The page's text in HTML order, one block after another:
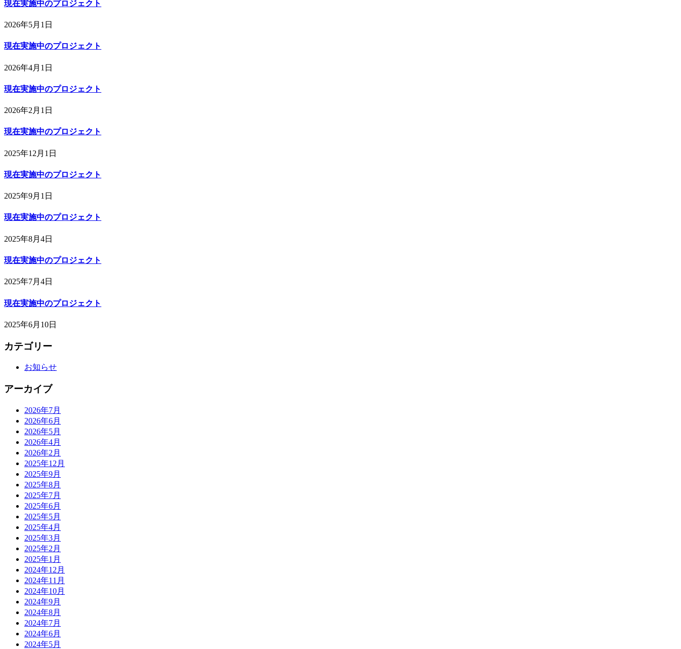
現在実施中のプロジェクト
2026年5月1日
現在実施中のプロジェクト
2026年4月1日
現在実施中のプロジェクト
2026年2月1日
現在実施中のプロジェクト
2025年12月1日
現在実施中のプロジェクト
2025年9月1日
現在実施中のプロジェクト
2025年8月4日
現在実施中のプロジェクト
2025年7月4日
現在実施中のプロジェクト
2025年6月10日
カテゴリー
お知らせ
アーカイブ
2026年7月
2026年6月
2026年5月
2026年4月
2026年2月
2025年12月
2025年9月
2025年8月
2025年7月
2025年6月
2025年5月
2025年4月
2025年3月
2025年2月
2025年1月
2024年12月
2024年11月
2024年10月
2024年9月
2024年8月
2024年7月
2024年6月
2024年5月